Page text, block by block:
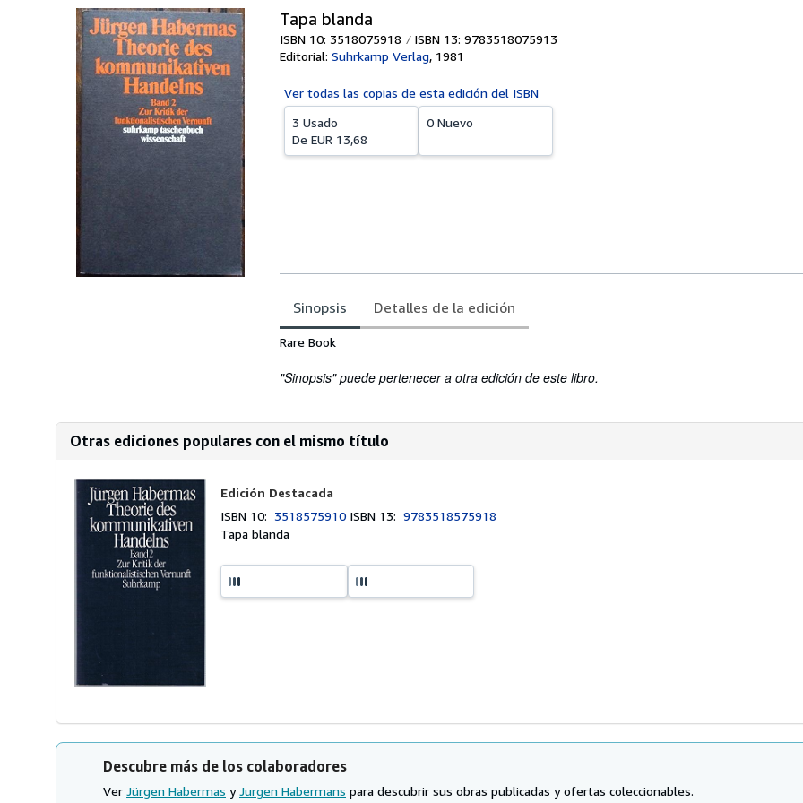
Tapa blanda
ISBN 10: 3518075918
ISBN 13: 9783518075913
Editorial: Suhrkamp Verlag, 1981
Ver todas las copias de esta edición del ISBN
3 Usado
De EUR 13,68
0 Nuevo
Sinopsis Detalles de la edición
Sinopsis
Rare Book
"Sinopsis" puede pertenecer a otra edición de este libro.
Otras ediciones populares con el mismo título
Edición Destacada
ISBN 10: 3518575910 ISBN 13:9783518575918
Tapa blanda
Descubre más de los colaboradores
Ver Jürgen Habermas yJurgen Habermans para descubrir sus obras publicadas y ofertas coleccionables.